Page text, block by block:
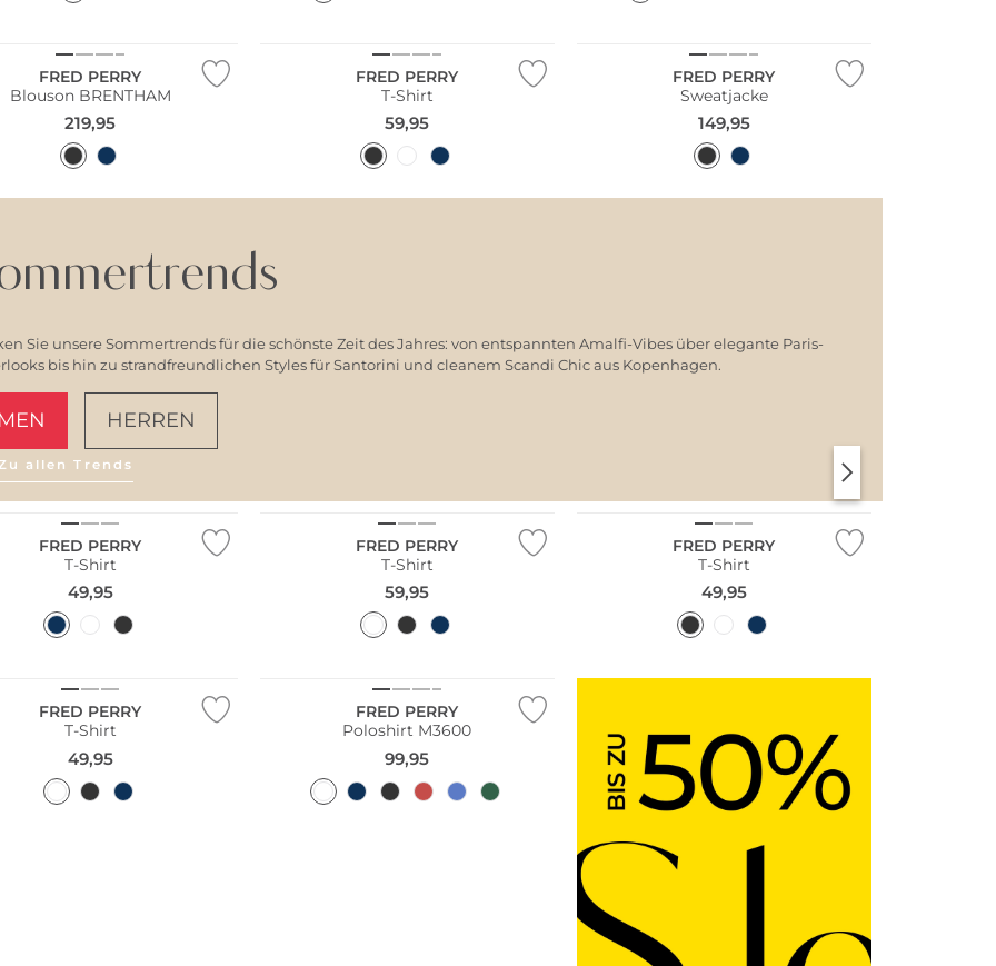
FRED PERRY
Blouson BRENTHAM
219,95
FRED PERRY
T-Shirt
59,95
FRED PERRY
Sweatjacke
149,95
Sie unsere Sommertrends für die schönste Zeit des Jahres: von entspannten Amalfi-Vibes über elegante Paris-
bis hin zu strandfreundlichen Styles für Santorini und cleanem Scandi Chic aus Kopenhagen.
HERREN
allen Trends
FRED PERRY
T-Shirt
49,95
FRED PERRY
T-Shirt
59,95
FRED PERRY
T-Shirt
49,95
FRED PERRY
T-Shirt
49,95
FRED PERRY
Poloshirt M3600
99,95